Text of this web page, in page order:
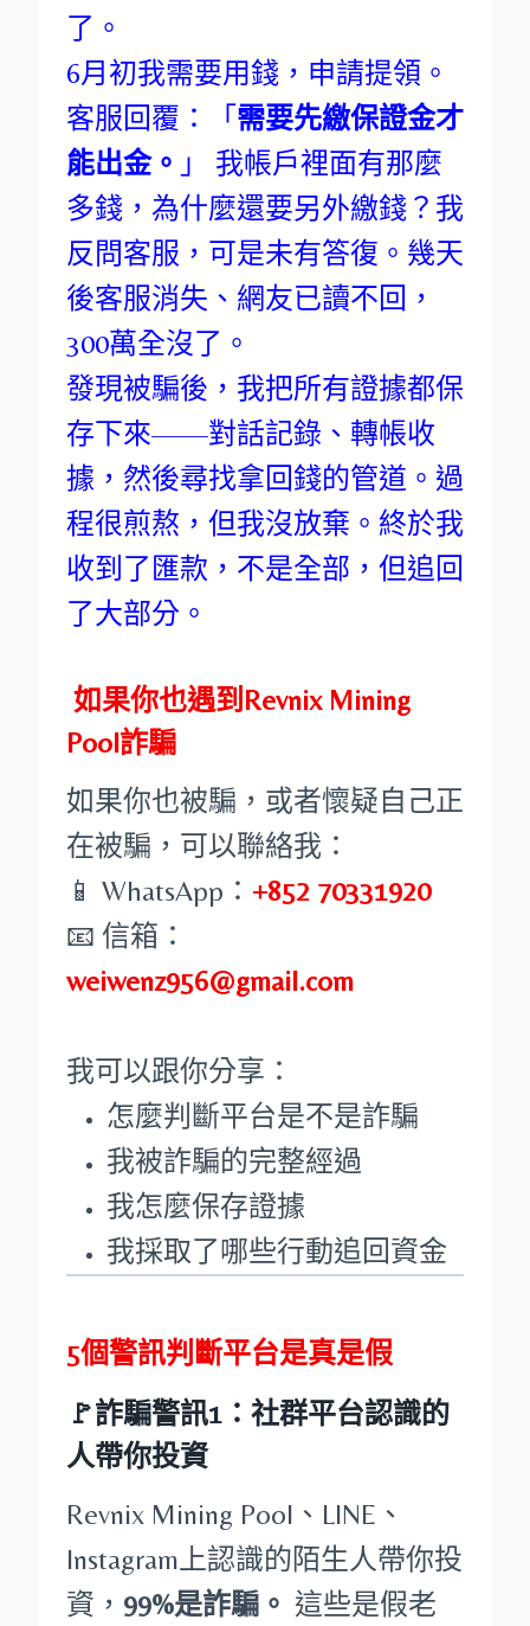
了。
6月初我需要用錢，申請提領。
客服回覆：「 需要先繳保證金才
能出金。 」 我帳戶裡面有那麼
多錢，為什麼還要另外繳錢？我
反問客服，可是未有答復。幾天
後客服消失、網友已讀不回，
300萬全沒了。
發現被騙後，我把所有證據都保
存下來——對話記錄、轉帳收
據，然後尋找拿回錢的管道。過
程很煎熬，但我沒放棄。終於我
收到了匯款，不是全部，但追回
了大部分。
如果你也遇到Revnix Mining
Pool詐騙
如果你也被騙，或者懷疑自己正
在被騙，可以聯絡我：
📱 WhatsApp： +852 70331920
📧 信箱：
weiwenz956@gmail.com
我可以跟你分享：
怎麼判斷平台是不是詐騙
我被詐騙的完整經過
我怎麼保存證據
我採取了哪些行動追回資金
5個警訊判斷平台是真是假
🚩詐騙警訊1：社群平台認識的
人帶你投資
Revnix Mining Pool、LINE、
Instagram上認識的陌生人帶你投
資， 99%是詐騙。 這些是假老